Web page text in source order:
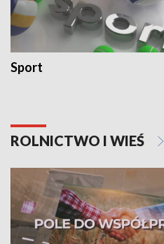
Sport
ROLNICTWO I WIEŚ